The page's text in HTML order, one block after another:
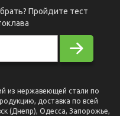
Пройдите тест
из нержавеющей стали по
доставка по всей
(Днепр), Одесса, Запорожье,